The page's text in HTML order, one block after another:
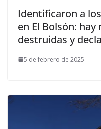
Identificaron a
en El Bolsón: hay
destruidas y
5 de febrero de 2025